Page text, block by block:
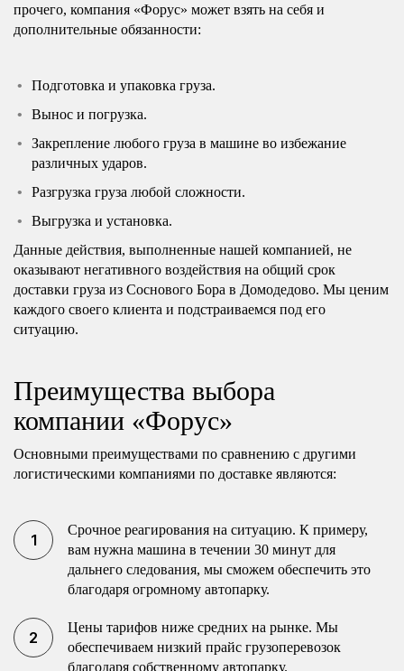
прочего, компания «Форус» может взять на себя и
дополнительные обязанности:
Подготовка и упаковка груза.
Вынос и погрузка.
Закрепление любого груза в машине во избежание
различных ударов.
Разгрузка груза любой сложности.
Выгрузка и установка.
Данные действия, выполненные нашей компанией, не
оказывают негативного воздействия на общий срок
доставки груза из Соснового Бора в Домодедово. Мы ценим
каждого своего клиента и подстраиваемся под его
ситуацию.
Преимущества выбора
компании «Форус»
Основными преимуществами по сравнению с другими
логистическими компаниями по доставке являются:
Срочное реагирования на ситуацию. К примеру,
вам нужна машина в течении 30 минут для
дальнего следования, мы сможем обеспечить это
благодаря огромному автопарку.
Цены тарифов ниже средних на рынке. Мы
обеспечиваем низкий прайс грузоперевозок
благодаря собственному автопарку.